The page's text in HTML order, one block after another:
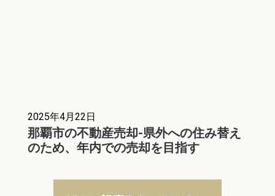
2025年4月22日
那覇市の不動産売却-県外への住み替え
のため、年内での売却を目指す